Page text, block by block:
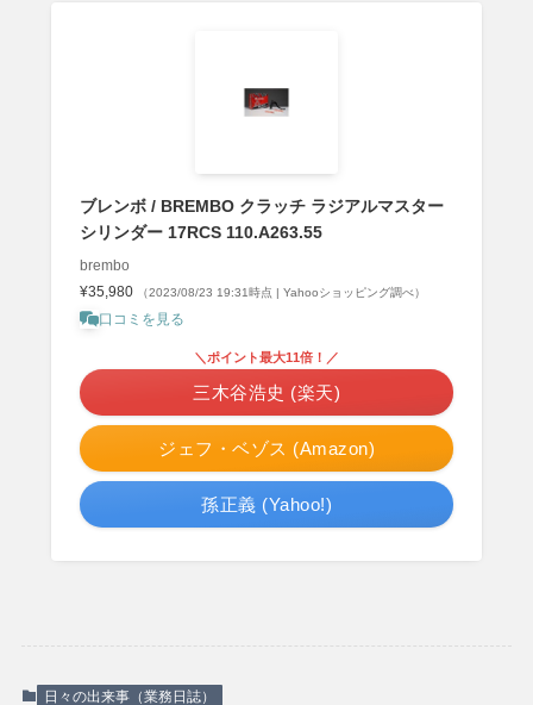
ブレンボ / BREMBO クラッチ ラジアルマスター
シリンダー 17RCS 110.A263.55
brembo
¥35,980
（2023/08/23 19:31時点 | Yahooショッピング調べ）
口コミを見る
ジェフ・ベゾス (Amazon)
＼ポイント最大11倍！／
三木谷浩史 (楽天)
孫正義 (Yahoo!)
日々の出来事（業務日誌）